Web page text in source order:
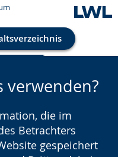
verwenden?
die im
Betrachters
gespeichert